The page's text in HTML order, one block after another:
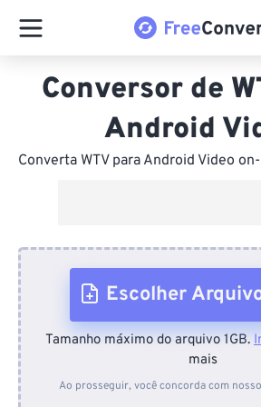
Conversor de
Android
Converta WTV para Android Video
Escolher
Do dispositivo
Tamanho máximo do arquivo 1GB.
mais
Ao prosseguir, você concorda com